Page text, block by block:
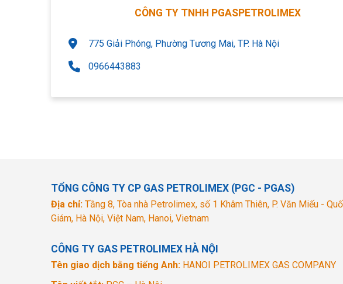
CÔNG TY TNHH PGASPETROLIMEX
775 Giải Phóng, Phường Tương Mai, TP. Hà Nội
0966443883
TỔNG CÔNG TY CP GAS PETROLIMEX (PGC - PGAS)
Địa chỉ: Tầng 8, Tòa nhà Petrolimex, số 1 Khâm Thiên, P. Văn Miếu -
Giám, Hà Nội, Việt Nam, Hanoi, Vietnam
CÔNG TY GAS PETROLIMEX HÀ NỘI
Tên giao dịch bằng tiếng Anh: HANOI PETROLIMEX GAS COMPANY